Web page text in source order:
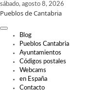
Skip
to
sábado, agosto 8, 2026
Pueblos de Cantabria
Blog
Pueblos Cantabria
Ayuntamientos
Códigos postales
Webcams
en España
Contacto